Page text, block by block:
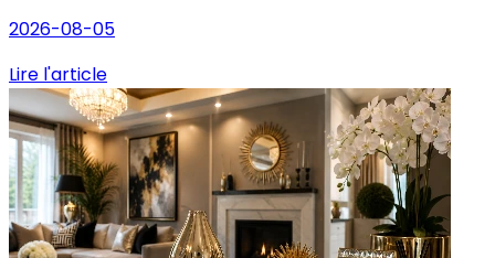
2026-08-05
Lire l'article